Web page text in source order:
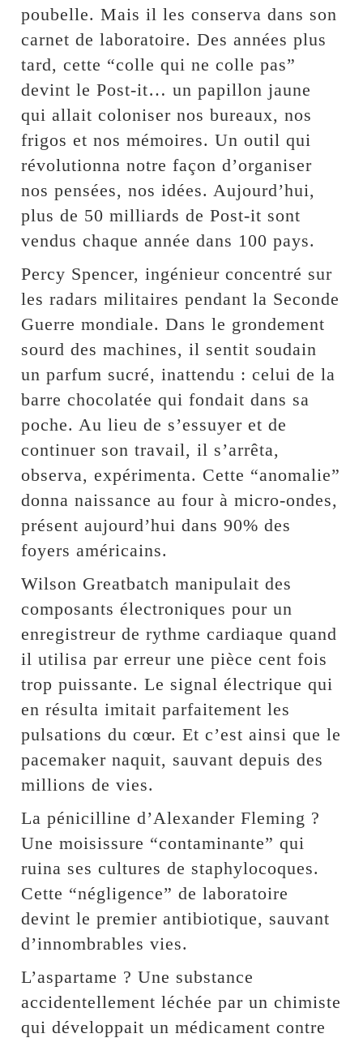
poubelle. Mais il les conserva dans son
carnet de laboratoire. Des années plus
tard, cette “colle qui ne colle pas”
devint le Post-it… un papillon jaune
qui allait coloniser nos bureaux, nos
frigos et nos mémoires. Un outil qui
révolutionna notre façon d’organiser
nos pensées, nos idées. Aujourd’hui,
plus de 50 milliards de Post-it sont
vendus chaque année dans 100 pays.
Percy Spencer, ingénieur concentré sur
les radars militaires pendant la Seconde
Guerre mondiale. Dans le grondement
sourd des machines, il sentit soudain
un parfum sucré, inattendu : celui de la
barre chocolatée qui fondait dans sa
poche. Au lieu de s’essuyer et de
continuer son travail, il s’arrêta,
observa, expérimenta. Cette “anomalie”
donna naissance au four à micro-ondes,
présent aujourd’hui dans 90% des
foyers américains.
Wilson Greatbatch manipulait des
composants électroniques pour un
enregistreur de rythme cardiaque quand
il utilisa par erreur une pièce cent fois
trop puissante. Le signal électrique qui
en résulta imitait parfaitement les
pulsations du cœur. Et c’est ainsi que le
pacemaker naquit, sauvant depuis des
millions de vies.
La pénicilline d’Alexander Fleming ?
Une moisissure “contaminante” qui
ruina ses cultures de staphylocoques.
Cette “négligence” de laboratoire
devint le premier antibiotique, sauvant
d’innombrables vies.
L’aspartame ? Une substance
accidentellement léchée par un chimiste
qui développait un médicament contre